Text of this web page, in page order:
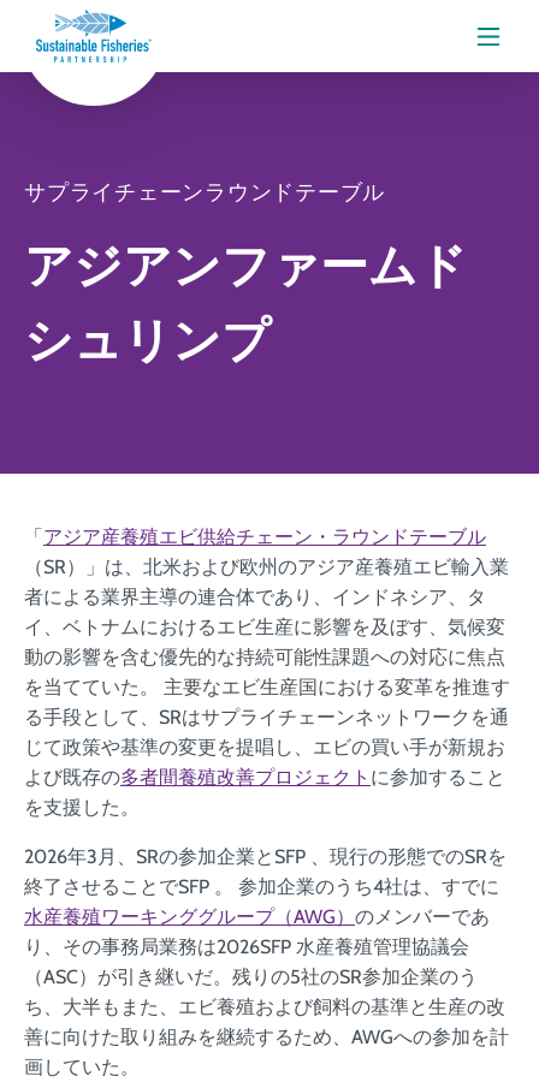
メニ
サプライチェーンラウンドテーブル
アジアンファームド
シュリンプ
「アジア産養殖エビ供給チェーン・ラウンドテーブル
（SR）」は、北米および欧州のアジア産養殖エビ輸入業
者による業界主導の連合体であり、インドネシア、タ
イ、ベトナムにおけるエビ生産に影響を及ぼす、気候変
動の影響を含む優先的な持続可能性課題への対応に焦点
を当てていた。 主要なエビ生産国における変革を推進す
る手段として、SRはサプライチェーンネットワークを通
じて政策や基準の変更を提唱し、エビの買い手が新規お
よび既存の多者間養殖改善プロジェクト に参加すること
を支援した。
2026年3月、SRの参加企業とSFP 、現行の形態でのSRを
終了させることでSFP 。 参加企業のうち4社は、すでに
水産養殖ワーキンググループ（AWG） のメンバーであ
り、その事務局業務は2026SFP 水産養殖管理協議会
（ASC）が引き継いだ。残りの5社のSR参加企業のう
ち、大半もまた、エビ養殖および飼料の基準と生産の改
善に向けた取り組みを継続するため、AWGへの参加を計
画していた。